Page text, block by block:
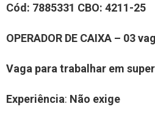
Cód: 7885331 CBO: 4211-25
OPERADOR DE CAIXA – 03
Vaga para trabalhar em
Experiência: Não exige